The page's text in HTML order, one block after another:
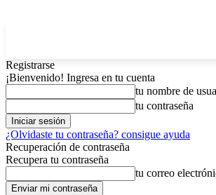
Registrarse
¡Bienvenido! Ingresa en tu cuenta
tu nombre de
tu contraseña
¿Olvidaste tu contraseña? consigue ayuda
Recuperación de contraseña
Recupera tu contraseña
tu correo